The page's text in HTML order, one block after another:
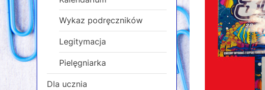
Wykaz podręczników
Legitymacja
Pielęgniarka
Dla ucznia